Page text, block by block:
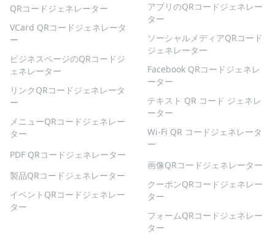
QRコードジェネレーター
VCard QRコードジェネレータ
ー
ビジネスページのQRコードジ
ェネレーター
リンクQRコードジェネレータ
ー
メニューQRコードジェネレー
ター
PDF QRコードジェネレーター
製品QRコードジェネレーター
イベントQRコードジェネレー
ター
アプリのQRコードジェネレー
ター
ソーシャルメディアQRコード
ジェネレーター
Facebook QRコードジェネレ
ーター
テキスト QR コード ジェネレ
ーター
Wi-Fi QR コードジェネレータ
ー
画像QRコードジェネレーター
クーポンQRコードジェネレー
ター
フォームQRコードジェネレー
ター